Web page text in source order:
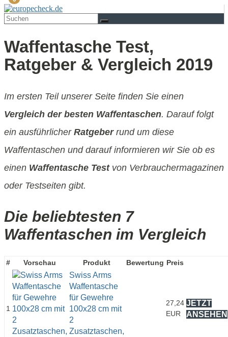
Waffentasche Test,
Ratgeber & Vergleich 2019
Im ersten Teil unserer Seite finden Sie einen
Vergleich der besten Waffentaschen. Darauf folgt
ein ausführlicher Ratgeberrund um diese
Waffentaschen und darauf informieren wir Sie ob es
einen Waffentasche Testvon Verbrauchermagazinen
oder Testseiten gibt.
Die beliebtesten 7
Waffentaschen im Vergleich
# Vorschau Produkt Bewertung Preis
1
Swiss Arms
Waffentasche
für Gewehre
100x28 cm mit
2
Zusatztaschen,
27,24
EUR
JETZT
ANSEHEN